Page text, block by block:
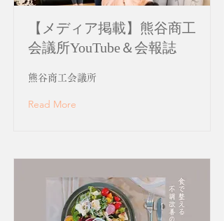
【メディア掲載】熊谷商工
会議所YouTube＆会報誌
熊谷商工会議所
Read More